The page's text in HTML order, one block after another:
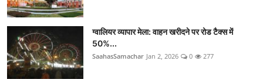
ग्वालियर व्यापार मेला: वाहन खरीदने पर रोड टैक्स में
50%...
SaahasSamachar Jan 2, 2026 0 277